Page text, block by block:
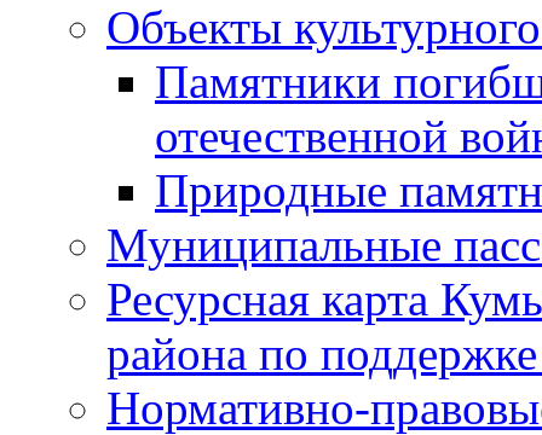
Объекты
Памятники
отечественной
Природные
Муниципальные
Ресурсная карта
района по
Нормативно-